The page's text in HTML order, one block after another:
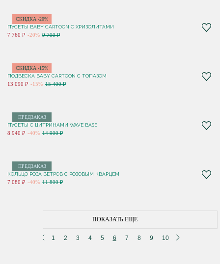
СКИДКА -20%
ПУСЕТЫ BABY CARTOON С ХРИЗОЛИТАМИ
7 760 ₽ -20% 9 700 ₽
СКИДКА -15%
ПОДВЕСКА BABY CARTOON С ТОПАЗОМ
13 090 ₽ -15% 15 400 ₽
ПРЕДЗАКАЗ
ПУСЕТЫ С ЦИТРИНАМИ WAVE BASE
8 940 ₽ -40% 14 900 ₽
ПРЕДЗАКАЗ
КОЛЬЦО РОЗА ВЕТРОВ С РОЗОВЫМ КВАРЦЕМ
7 080 ₽ -40% 11 800 ₽
ПОКАЗАТЬ ЕЩЕ
1 2 3 4 5 6 7 8 9 10